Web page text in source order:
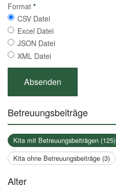
Format *
CSV Datei
Excel Datei
JSON Datei
XML Datei
Betreuungsbeiträge
Kita mit Betreuungsbeiträgen (125)
Kita ohne Betreuungsbeiträge (3)
Alter